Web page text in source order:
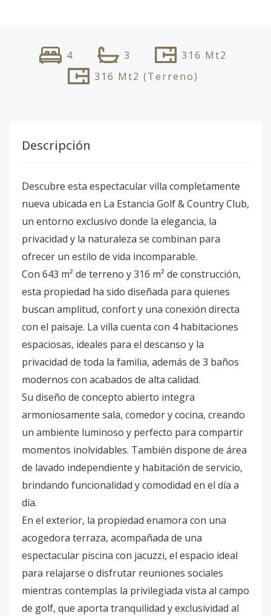
4 3 316 Mt2
316 Mt2 (Terreno)
Descripción
Descubre esta espectacular villa completamente
nueva ubicada en La Estancia Golf & Country Club,
un entorno exclusivo donde la elegancia, la
privacidad y la naturaleza se combinan para
ofrecer un estilo de vida incomparable.
Con 643 m² de terreno y 316 m² de construcción,
esta propiedad ha sido diseñada para quienes
buscan amplitud, confort y una conexión directa
con el paisaje. La villa cuenta con 4 habitaciones
espaciosas, ideales para el descanso y la
privacidad de toda la familia, además de 3 baños
modernos con acabados de alta calidad.
Su diseño de concepto abierto integra
armoniosamente sala, comedor y cocina, creando
un ambiente luminoso y perfecto para compartir
momentos inolvidables. También dispone de área
de lavado independiente y habitación de servicio,
brindando funcionalidad y comodidad en el día a
día.
En el exterior, la propiedad enamora con una
acogedora terraza, acompañada de una
espectacular piscina con jacuzzi, el espacio ideal
para relajarse o disfrutar reuniones sociales
mientras contemplas la privilegiada vista al campo
de golf, que aporta tranquilidad y exclusividad al